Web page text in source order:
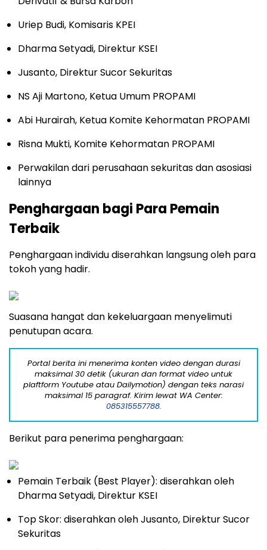
Uriep Budi, Komisaris KPEI
Dharma Setyadi, Direktur KSEI
Jusanto, Direktur Sucor Sekuritas
NS Aji Martono, Ketua Umum PROPAMI
Abi Hurairah, Ketua Komite Kehormatan PROPAMI
Risna Mukti, Komite Kehormatan PROPAMI
Perwakilan dari perusahaan sekuritas dan asosiasi
lainnya
Penghargaan bagi Para Pemain
Terbaik
Penghargaan individu diserahkan langsung oleh para
tokoh yang hadir.
Suasana hangat dan kekeluargaan menyelimuti
penutupan acara.
Portal berita ini menerima konten video dengan durasi
maksimal 30 detik (ukuran dan format video untuk
plaftform Youtube atau Dailymotion) dengan teks narasi
maksimal 15 paragraf. Kirim lewat WA Center:
085315557788.
Berikut para penerima penghargaan:
Pemain Terbaik (Best Player): diserahkan oleh
Dharma Setyadi, Direktur KSEI
Top Skor: diserahkan oleh Jusanto, Direktur Sucor
Sekuritas